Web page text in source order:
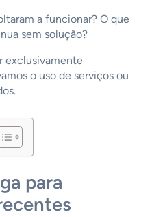
a funcionar? O que
sem solução?
exclusivamente
o uso de serviços ou
para